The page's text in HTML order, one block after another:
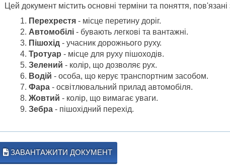
Цей документ містить основні терміни та поняття,
Перехрестя- місце перетину доріг.
Автомобілі- бувають легкові та вантажні.
Пішохід- учасник дорожнього руху.
Тротуар - місце для руху пішоходів.
Зелений - колір, що дозволяє рух.
Водій - особа, що керує транспортним засобом.
Фара- освітлювальний прилад автомобіля.
Жовтий - колір, що вимагає уваги.
Зебра- пішохідний перехід.
ЗАВАНТАЖИТИ ДОКУМЕНТ